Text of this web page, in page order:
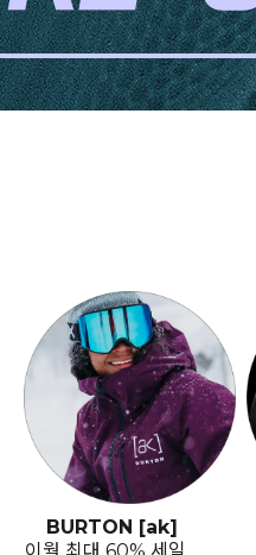
BURTON [ak]